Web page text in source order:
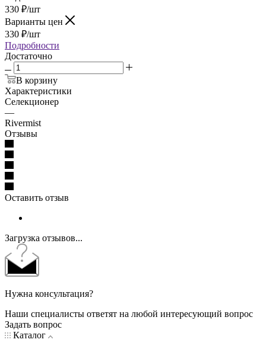
330 ₽/шт
Варианты цен
330 ₽/шт
Подробности
Достаточно
В корзину
Характеристики
Селекционер
—
Rivermist
Отзывы
Оставить отзыв
Загрузка отзывов...
Нужна консультация?
Наши специалисты ответят на любой интересующий вопрос
Задать вопрос
Каталог